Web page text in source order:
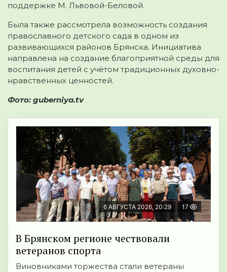
поддержке М. Львовой-Беловой.
Была также рассмотрела возможность создания
православного детского сада в одном из
развивающихся районов Брянска. Инициатива
направлена на создание благоприятной среды для
воспитания детей с учётом традиционных духовно-
нравственных ценностей.
Фото: guberniya.tv
6 АВГУСТА 2026, 20:29 17
В Брянском регионе чествовали
ветеранов спорта
Виновниками торжества стали ветераны